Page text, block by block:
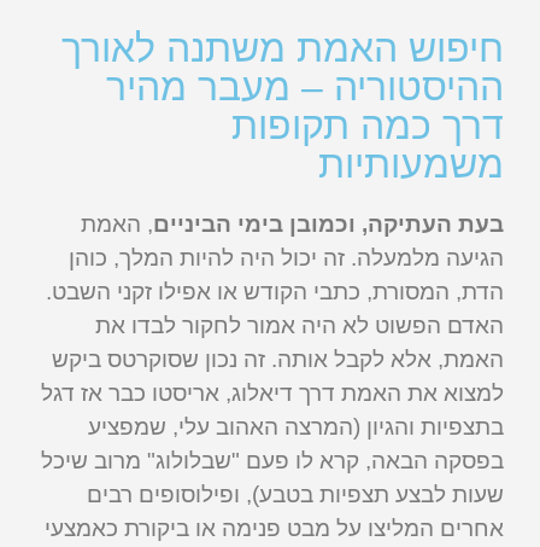
חיפוש האמת משתנה לאורך
ההיסטוריה – מעבר מהיר
דרך כמה תקופות
משמעותיות
בעת העתיקה, וכמובן בימי הביניים, האמת
הגיעה מלמעלה. זה יכול היה להיות המלך, כוהן
הדת, המסורת, כתבי הקודש או אפילו זקני השבט.
האדם הפשוט לא היה אמור לחקור לבדו את
האמת, אלא לקבל אותה. זה נכון שסוקרטס ביקש
למצוא את האמת דרך דיאלוג, אריסטו כבר אז דגל
בתצפיות והגיון (המרצה האהוב עלי, שמפציע
בפסקה הבאה, קרא לו פעם "שבלולוג" מרוב שיכל
שעות לבצע תצפיות בטבע), ופילוסופים רבים
אחרים המליצו על מבט פנימה או ביקורת כאמצעי